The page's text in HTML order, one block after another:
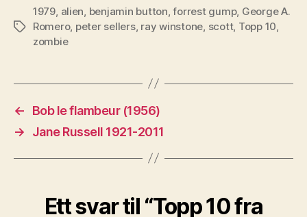
Stikkord
1979, alien, benjamin button,forrest gump, George A.
Romero, peter sellers, ray winstone, scott, Topp 10,
zombie
←
Bob le flambeur (1956)
→
Jane Russell 1921-2011
Ett svar til “Topp 10 fra